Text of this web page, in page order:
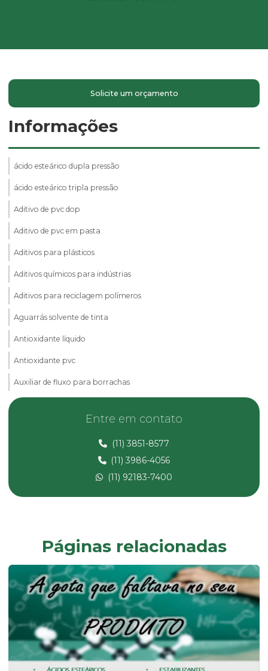
Solicite um orçamento
Informações
ácido esteárico dupla pressão
ácido esteárico tripla pressão
Aditivo de pvc dop
Aditivo de pvc em pasta
Aditivos para plásticos
Aditivos químicos para indústrias
Aditivos para reciclagem polímeros
Aguarrás solvente de tinta
Antioxidante líquido
Antioxidante pvc
Auxiliar de fluxo para borrachas
Calcita em pó
Carbonato de cálcio micronizado
Carbonato de magnésio
Composto de pvc rígido
Desmoldante líquido
Dessecante comprar
Dessecante preço
Dibp
Dinp
Entre em contato
(11) 3851-8577
(11) 3986-4056
(11) 92183-7400
Páginas relacionadas